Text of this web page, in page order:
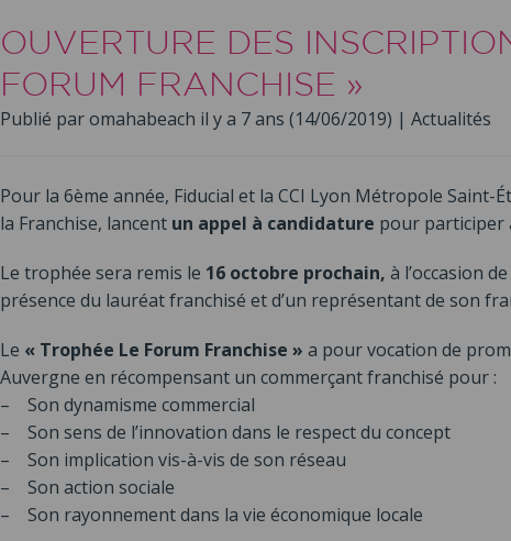
OUVERTURE DES
FORUM FRANCHISE »
Publié par omahabeach il y a 7 ans (14/06/2019) | Actualités
Pour la 6ème année, Fiducial et la CCI Lyon Métropole Saint-
la Franchise, lancent un appel à candidature pour participer
Le trophée sera remis le 16 octobre prochain, à l’occasion
présence du lauréat franchisé et d’un représentant de son
Le « Trophée Le Forum Franchise » a pour vocation de
Auvergne en récompensant un commerçant franchisé pour :
– Son dynamisme commercial
– Son sens de l’innovation dans le respect du concept
– Son implication vis-à-vis de son réseau
– Son action sociale
– Son rayonnement dans la vie économique locale